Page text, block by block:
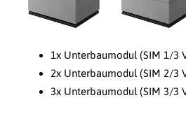
1x Unterbaumodul (SIM 1/3
2x Unterbaumodul (SIM 2/3
3x Unterbaumodul (SIM 3/3